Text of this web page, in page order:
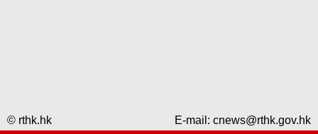
© rthk.hk E-mail: cnews@rthk.gov.hk